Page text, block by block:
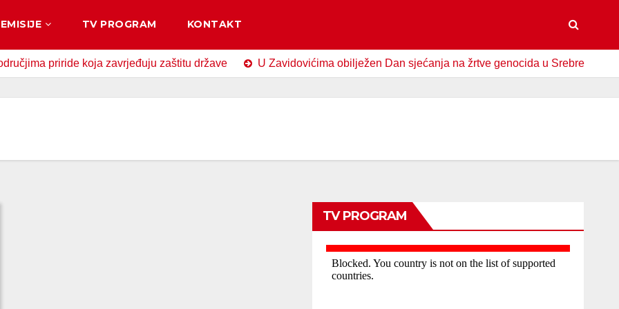
EMISIJE TV PROGRAM KONTAKT
priride koja zavrjeđuju zaštitu države U Zavidovićima obilježen Dan sjećanja na žrtve genocida u Srebrenici
TV PROGRAM